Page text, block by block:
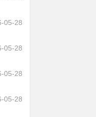
05-28
05-28
05-28
05-28